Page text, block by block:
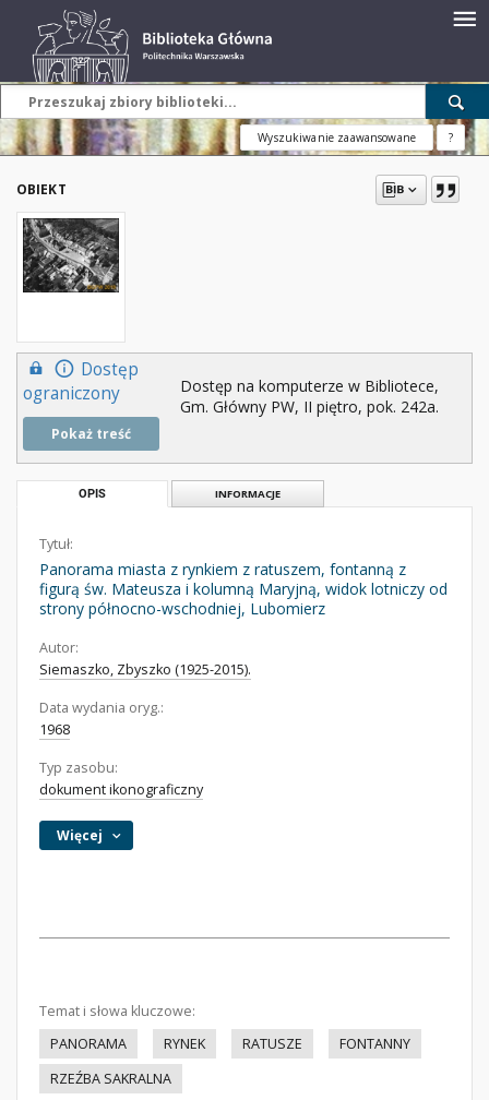
Wyszukiwanie zaawansowane ?
OBIEKT
Dostęp
ograniczony
Pokaż treść
Dostęp na komputerze w Bibliotece,
Gm. Główny PW, II piętro, pok. 242a.
OPIS INFORMACJE
Tytuł:
Panorama miasta z rynkiem z ratuszem, fontanną z
figurą św. Mateusza i kolumną Maryjną, widok lotniczy od
strony północno-wschodniej, Lubomierz
Autor:
Siemaszko, Zbyszko (1925-2015).
Data wydania oryg.:
1968
Typ zasobu:
dokument ikonograficzny
Więcej
Temat i słowa kluczowe:
PANORAMA
RYNEK RATUSZE
FONTANNY
RZEŹBA SAKRALNA